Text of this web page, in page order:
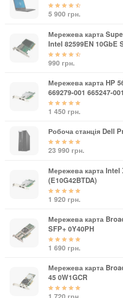
5 900 грн.
Мережева карта
Intel 82599EN 10GbE
990 грн.
Мережева карта HP
669279-001 665247-001
1 450 грн.
Робоча станція Dell
23 990 грн.
Мережева карта Intel
(E10G42BTDA)
1 920 грн.
Мережева карта
SFP+ 0Y40PH
1 690 грн.
Мережева карта
45 0W1GCR
1 720 грн.